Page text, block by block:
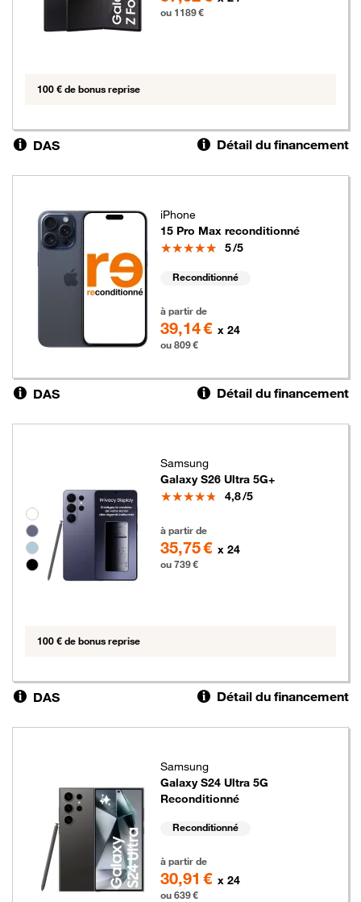
ou 1189 €
100 € de bonus reprise
DAS Détail du financement
iPhone
15 Pro Max reconditionné
Note
5/5
Reconditionné
à partir de
39,14 € x 24
ou 809 €
DAS Détail du financement
Groupe de couleurs disponibles non sélectionnables
Samsung
Galaxy S26 Ultra 5G+
Note
4,8/5
à partir de
35,75 € x 24
ou 739 €
100 € de bonus reprise
DAS Détail du financement
Samsung
Galaxy S24 Ultra 5G
Reconditionné
Reconditionné
à partir de
30,91 € x 24
ou 639 €